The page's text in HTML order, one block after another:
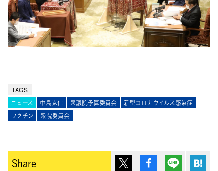
TAGS
ニュース 中島克仁 衆議院予算委員会
新型コロナウイルス感染症
ワクチン
衆院委員会
Share ポスト シェア Lineで送